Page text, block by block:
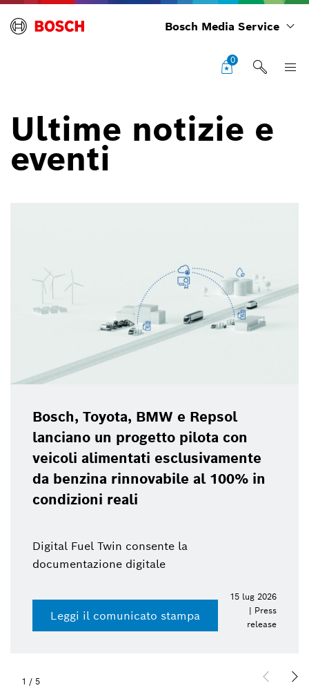
Bosch Media Service
0
Ultime notizie e
eventi
Bosch, Toyota, BMW e Repsol
lanciano un progetto pilota con
veicoli alimentati esclusivamente
da benzina rinnovabile al 100% in
condizioni reali
Digital Fuel Twin consente la
documentazione digitale
Leggi il comunicato stampa
15 lug 2026
| Press
release
1 / 5